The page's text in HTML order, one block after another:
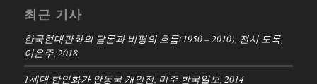
최근 기사
한국현대판화의 담론과 비평의 흐름(1950 – 2010), 전시 도록,
이은주, 2018
1세대 한인화가 안동국 개인전, 미주 한국일보, 2014